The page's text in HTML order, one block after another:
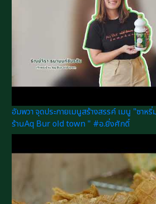
อัมพวา จุดประกายเมนูสร้างสรรค์ เมนู "ซา
ร้านAq Bur old town " #อ.ยิ่งศักดิ์